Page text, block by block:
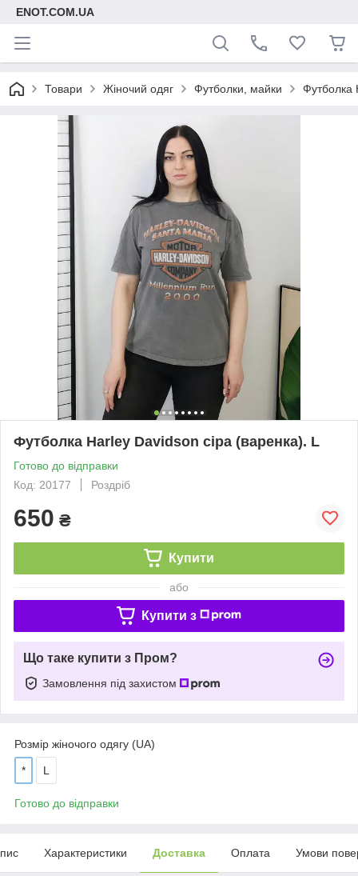
ENOT.COM.UA
Товари Жіночий одяг Футболки, майки Футболка
Футболка Harley Davidson cіра (варенка). L
Готово до відправки
Код: 20177
Роздріб
650 ₴
Купити
або
Купити з
Що таке купити з Пром?
Замовлення під захистом
Розмір жіночого одягу (UA)
* L
Готово до відправки
Характеристики Доставка Оплата Умови